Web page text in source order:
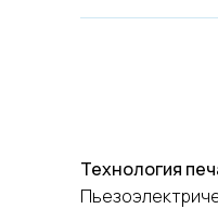
Технология